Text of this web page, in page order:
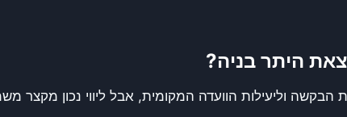
היתר בניה?
וליעילות הוועדה המקומית, אבל ליווי נכון